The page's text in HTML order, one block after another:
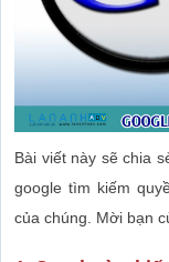
Bài viết này sẽ chia
google tìm kiếm
của chúng. Mời bạn